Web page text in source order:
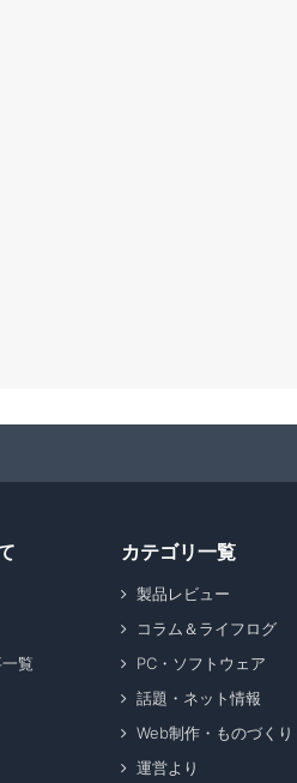
覧
カテゴリ一覧
製品レビュー
コラム＆ライフログ
PC・ソフトウェア
話題・ネット情報
Web制作・ものづくり
運営より